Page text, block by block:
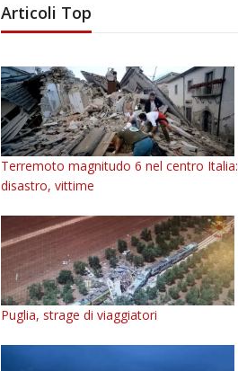
Articoli Top
Terremoto magnitudo 6 nel centro Italia:
disastro, vittime
Puglia, strage di viaggiatori